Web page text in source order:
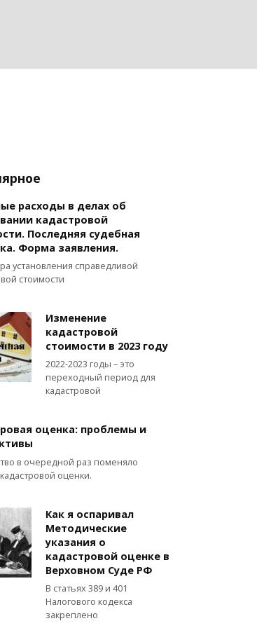
расходы в делах об
кадастровой
Последняя судебная
Форма заявления.
установления справедливой
стоимости
Изменение
кадастровой
стоимости в 2023 году
2022-2023 годы – это
переходный период для
кадастровой
оценка: проблемы и
в очередной раз поменяло
оценки.
Как я оспаривал
Методические
указания о
кадастровой оценке в
Верховном Суде РФ
В статьях 389 и 401
Налогового кодекса
закреплено